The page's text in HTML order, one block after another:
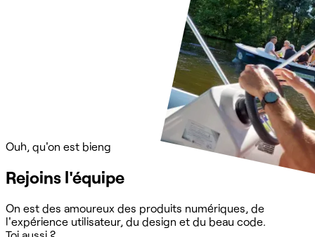
Ouh, qu'on est bieng
Rejoins l'équipe
On est des amoureux des produits numériques, de
l'expérience utilisateur, du design et du beau code.